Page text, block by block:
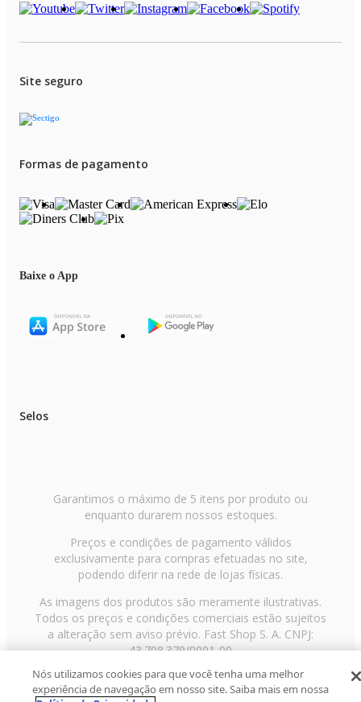
Site seguro
Formas de pagamento
Baixe o App
Selos
Garantimos o máximo de 5 itens por produto ou
enquanto durarem nossos estoques.
Preços e condições de pagamento válidos
exclusivamente para compras efetuadas no site,
podendo diferir na rede de lojas físicas.
As imagens dos produtos são meramente ilustrativas.
Todos os preços e condições comerciais estão sujeitos
a alteração sem aviso prévio. Fast Shop S. A. CNPJ:
43.708.379/0001-00
Avenida Zaki Narchi, nº 1650, sobreloja, Carandiru, São
Paulo/SP, CEP 02029-001, Telefone: 11 3003-3728 ©
Nós utilizamos cookies para que você tenha uma melhor
experiência de navegação em nosso site. Saiba mais em nossa